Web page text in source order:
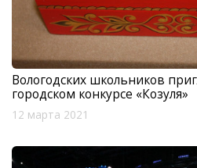
Вологодских школьников
городском конкурсе «Козуля»
12 марта 2021